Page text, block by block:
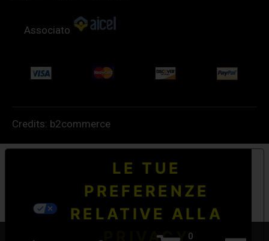
0
Associato
Credits: b2commerce
LE TUE
PREFERENZE
RELATIVE ALLA
PRIVACY